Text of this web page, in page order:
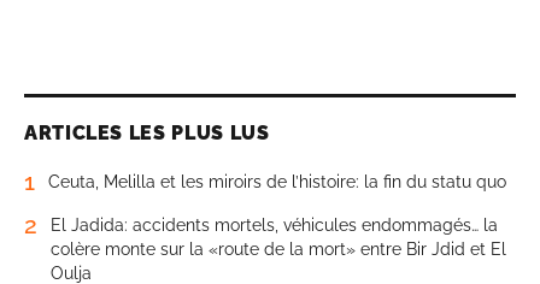
ARTICLES LES PLUS LUS
1 Ceuta, Melilla et les miroirs de l’histoire: la fin du statu quo
2
El Jadida: accidents mortels, véhicules endommagés… la
colère monte sur la «route de la mort» entre Bir Jdid et El
Oulja